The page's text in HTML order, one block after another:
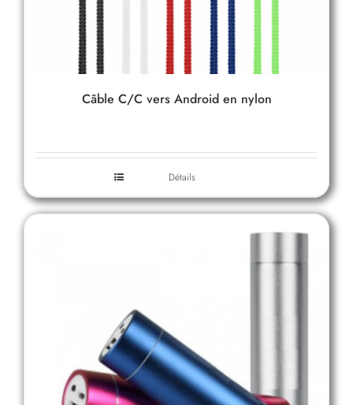
Câble C/C vers Android en nylon
Détails